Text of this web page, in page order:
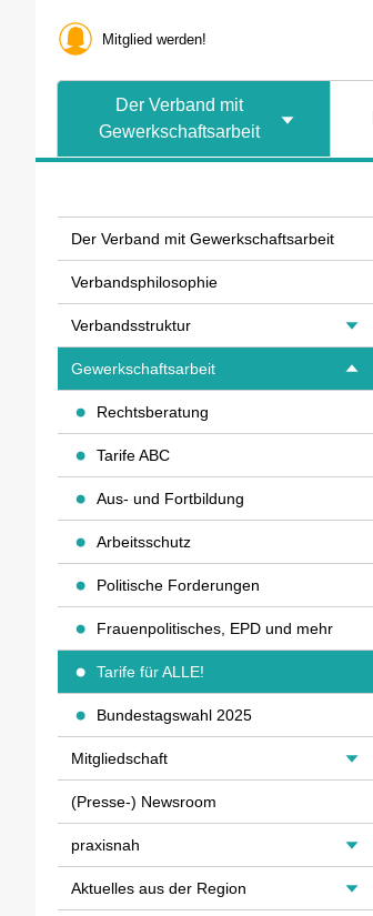
Mitglied werden!
Der Verband mit
Gewerkschaftsarbeit
Der Verband mit Gewerkschaftsarbeit
Verbandsphilosophie
Verbandsstruktur
Gewerkschaftsarbeit
Rechtsberatung
Tarife ABC
Aus- und Fortbildung
Arbeitsschutz
Politische Forderungen
Frauenpolitisches, EPD und mehr
Tarife für ALLE!
Bundestagswahl 2025
Mitgliedschaft
(Presse-) Newsroom
praxisnah
Aktuelles aus der Region